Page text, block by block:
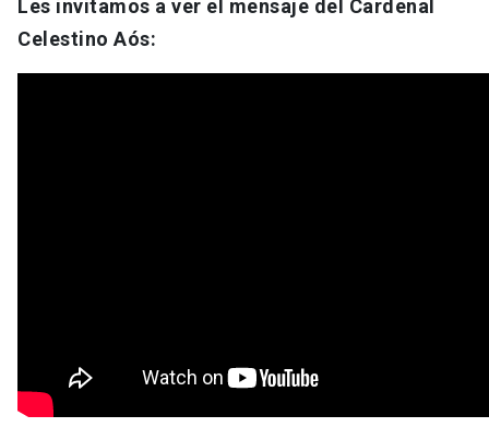
Les invitamos a ver el mensaje del Cardenal
Celestino Aós: